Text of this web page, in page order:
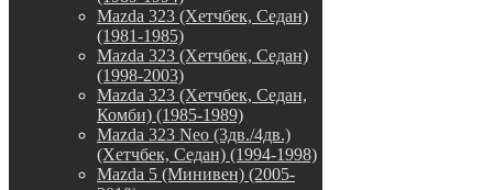
Mazda 323 (Хетчбек, Седан)
(1981-1985)
Mazda 323 (Хетчбек, Седан)
(1998-2003)
Mazda 323 (Хетчбек, Седан,
Комби) (1985-1989)
Mazda 323 Neo (3дв./4дв.)
(Хетчбек, Седан) (1994-1998)
Mazda 5 (Минивен) (2005-